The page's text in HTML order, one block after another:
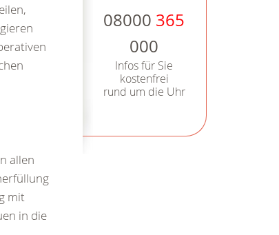
08000 365
000
Infos für Sie
kostenfrei
rund um die Uhr
allen
mit
in die